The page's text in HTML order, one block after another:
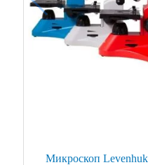
Микроскоп